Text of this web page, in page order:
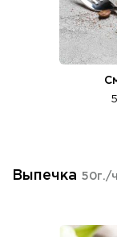
Выпечка 50г./